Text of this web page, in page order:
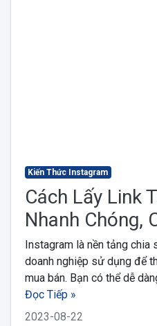
Kiến Thức Instagram
Cách Lấy Link
Nhanh Chóng,
Instagram là nền tảng chia
doanh nghiệp sử dụng để
mua bán. Bạn có thể dễ
Đọc Tiếp »
2023-08-22